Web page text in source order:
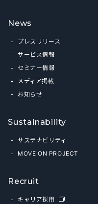
News
プレスリリース
サービス情報
セミナー情報
メディア掲載
お知らせ
Sustainability
サステナビリティ
MOVE ON PROJECT
Recruit
キャリア採用